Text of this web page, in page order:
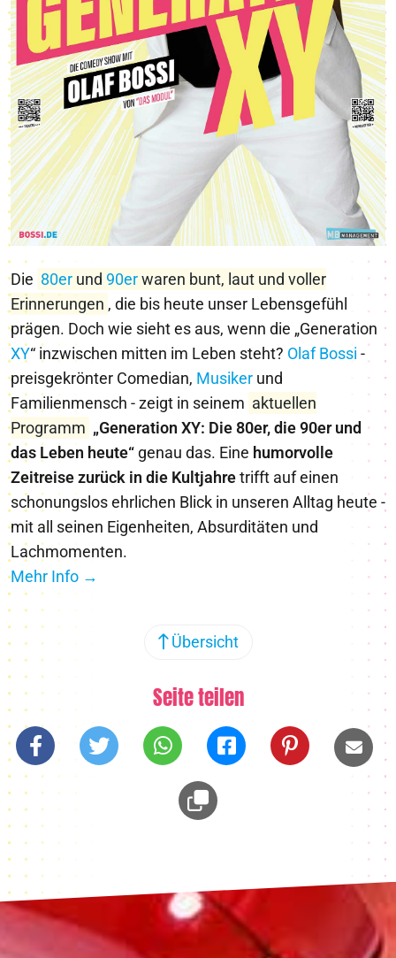
Die 80erund 90erwaren bunt, laut und voller
Erinnerungen , die bis heute unser Lebensgefühl
prägen. Doch wie sieht es aus, wenn die „Generation
XY“ inzwischen mitten im Leben steht? Olaf Bossi -
preisgekrönter Comedian, Musiker und
Familienmensch - zeigt in seinem aktuellen
Programm „Generation XY: Die 80er, die 90er und
das Leben heute“ genau das. Eine humorvolle
Zeitreise zurück in die Kultjahretrifft auf einen
schonungslos ehrlichen Blick in unseren Alltag heute -
mit all seinen Eigenheiten, Absurditäten und
Lachmomenten.
Mehr Info →
Übersicht
Seite teilen